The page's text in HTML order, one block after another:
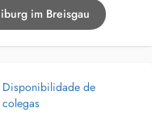
im Breisgau
Disponibilidade de
colegas